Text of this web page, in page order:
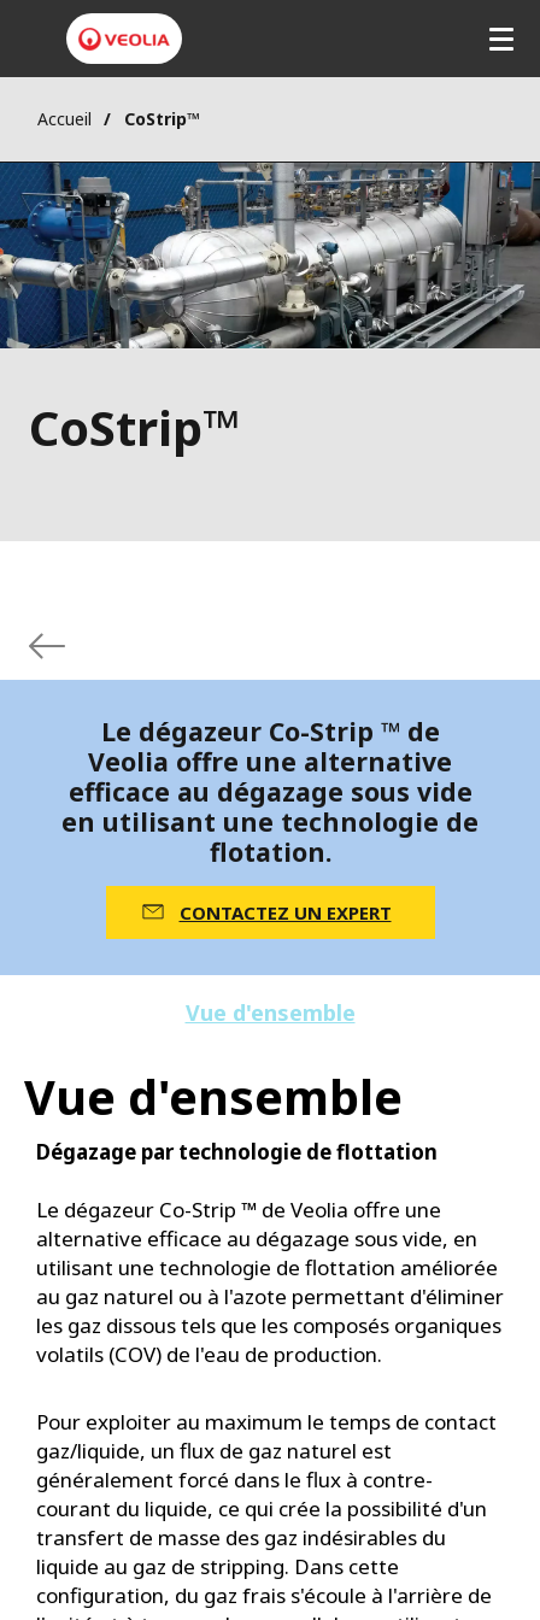
Accueil CoStrip™
CoStrip™
Le dégazeur Co-Strip ™ de
Veolia offre une alternative
efficace au dégazage sous vide
en utilisant une technologie de
flotation.
CONTACTEZ UN EXPERT
Vue d'ensemble
Vue d'ensemble
Dégazage par technologie de flottation
Le dégazeur Co-Strip ™ de Veolia offre une
alternative efficace au dégazage sous vide, en
utilisant une technologie de flottation améliorée
au gaz naturel ou à l'azote permettant d'éliminer
les gaz dissous tels que les composés organiques
volatils (COV) de l'eau de production.
Pour exploiter au maximum le temps de contact
gaz/liquide, un flux de gaz naturel est
généralement forcé dans le flux à contre-
courant du liquide, ce qui crée la possibilité d'un
transfert de masse des gaz indésirables du
liquide au gaz de stripping. Dans cette
configuration, du gaz frais s'écoule à l'arrière de